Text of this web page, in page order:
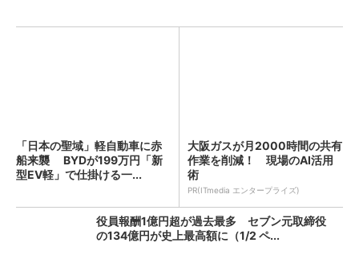
「日本の聖域」軽自動車に赤
船来襲 BYDが199万円「新
型EV軽」で仕掛ける一...
大阪ガスが月2000時間の共有
作業を削減！ 現場のAI活用
術
PR(ITmedia エンタープライズ)
役員報酬1億円超が過去最多 セブン元取締役
の134億円が史上最高額に（1/2 ペ...